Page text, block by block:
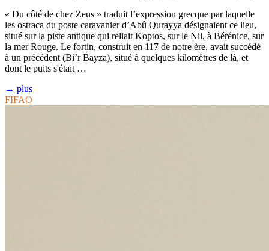
« Du côté de chez Zeus » traduit l’expression grecque par laquelle
les ostraca du poste caravanier d’Abû Qurayya désignaient ce lieu,
situé sur la piste antique qui reliait Koptos, sur le Nil, à Bérénice, sur
la mer Rouge. Le fortin, construit en 117 de notre ère, avait succédé
à un précédent (Bi’r Bayza), situé à quelques kilomètres de là, et
dont le puits s'était …
→ plus
FIFAO